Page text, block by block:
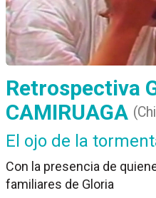
Retrospectiva
CAMIRUAGA
El ojo de la
Con la presencia de
familiares de Gloria